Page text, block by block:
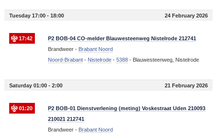
Tuesday 17:00 - 18:00 24 February 2026
17:42
P2 BOB-04 CO-melder Blauwesteenweg Nistelrode 212741
Brandweer - Brabant Noord
Noord-Brabant- Nistelrode- 5388- Blauwesteenweg, Nistelrode
Saturday 01:00 - 2:00 21 February 2026
01:20
P2 BOB-01 Dienstverlening (meting) Voskestraat Uden 210093
210021 212741
Brandweer - Brabant Noord